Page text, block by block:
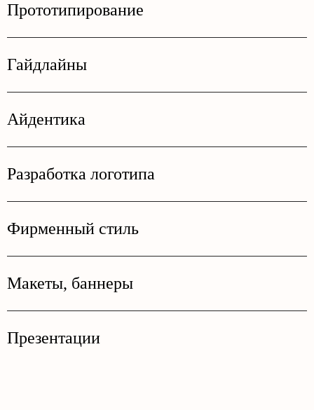
Прототипирование
Гайдлайны
Айдентика
Разработка логотипа
Фирменный стиль
Макеты, баннеры
Презентации